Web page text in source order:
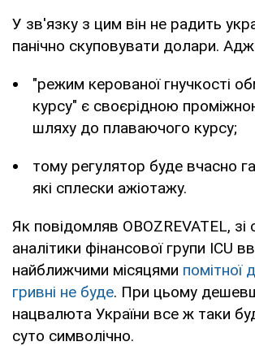
У зв'язку з цим він не радить
панічно скуповувати долари.
"режим керованої гнучкості
курсу" є своєрідною
шляху до плаваючого курсу;
тому регулятор буде вчасно
які сплески ажіотажу.
Як повідомляв OBOZREVATEL, зі
аналітики фінансової групи ICU
найближчими місяцями помітної
гривні не буде. При цьому
нацвалюта України все ж таки
суто символічно.